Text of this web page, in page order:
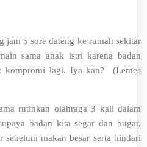
jam 5 sore dateng ke rumah sekitar
sama anak istri karena badan
kompromi lagi. Iya kan? (Lemes
rutinkan olahraga 3 kali dalam
badan kita segar dan bugar,
sebelum makan besar serta hindari